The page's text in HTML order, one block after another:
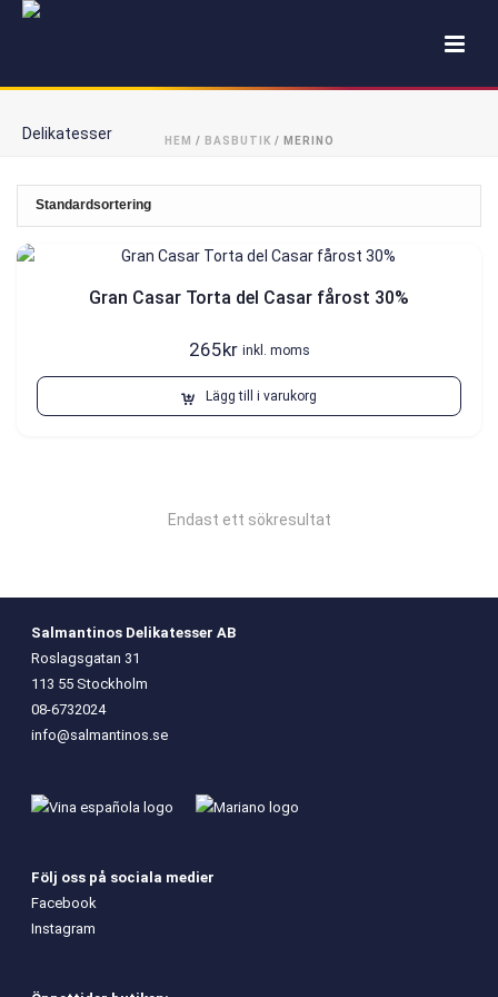
HEM / BASBUTIK / MERINO
Gran Casar Torta del Casar fårost 30%
265kr inkl. moms
Lägg till i varukorg
Endast ett sökresultat
Salmantinos Delikatesser AB
Roslagsgatan 31
113 55 Stockholm
08-6732024
info@salmantinos.se
Följ oss på sociala medier
Facebook
Instagram